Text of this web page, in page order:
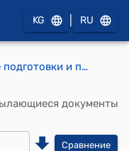
KG RU
"ПОЛОЖЕНИЕ о Центре подготовки и переподготовки специалистов Гражданской защиты при Министерстве чрезвычайных ситуаций Кыргызской Республики" к постановлению Правительства Кыргызской Республики от 19 октября 2018 года № 489
документы
Сравнение